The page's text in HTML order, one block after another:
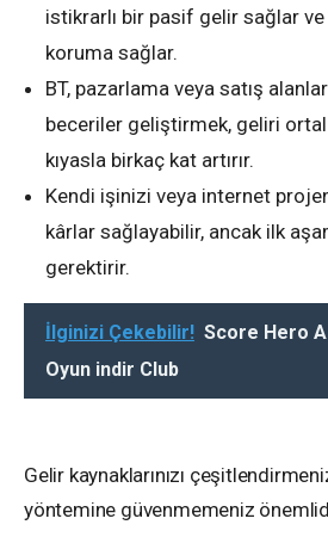
istikrarlı bir pasif gelir sağlar ve
koruma sağlar.
BT, pazarlama veya satış
beceriler geliştirmek, geliri
kıyasla birkaç kat artırır.
Kendi işinizi veya internet
kârlar sağlayabilir, ancak ilk
gerektirir.
İlginizi Çekebilir! Score Hero
Oyun indir Club
Gelir kaynaklarınızı
yöntemine güvenmemeniz